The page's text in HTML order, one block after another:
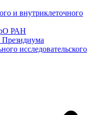
и внутриклеточного
РАН
Президиума
исследовательского